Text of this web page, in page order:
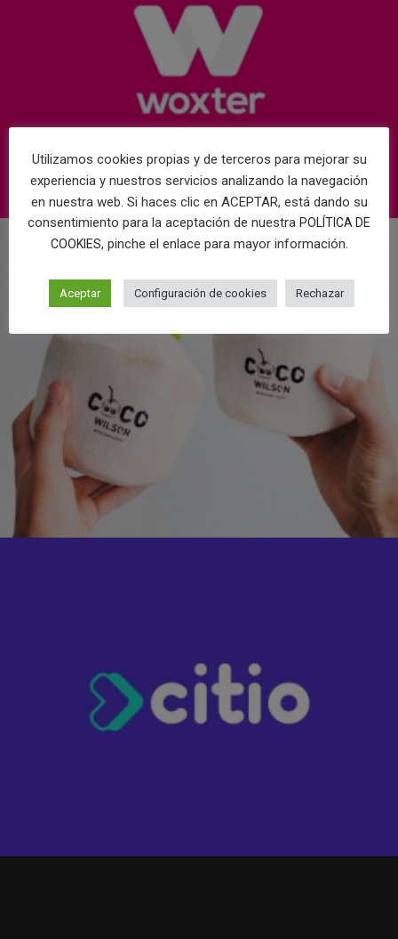
Utilizamos cookies propias y de terceros para mejorar su
experiencia y nuestros servicios analizando la navegación
en nuestra web. Si haces clic en ACEPTAR, está dando su
consentimiento para la aceptación de nuestra POLÍTICA DE
COOKIES, pinche el enlace para mayor información.
Aceptar Configuración de cookies Rechazar